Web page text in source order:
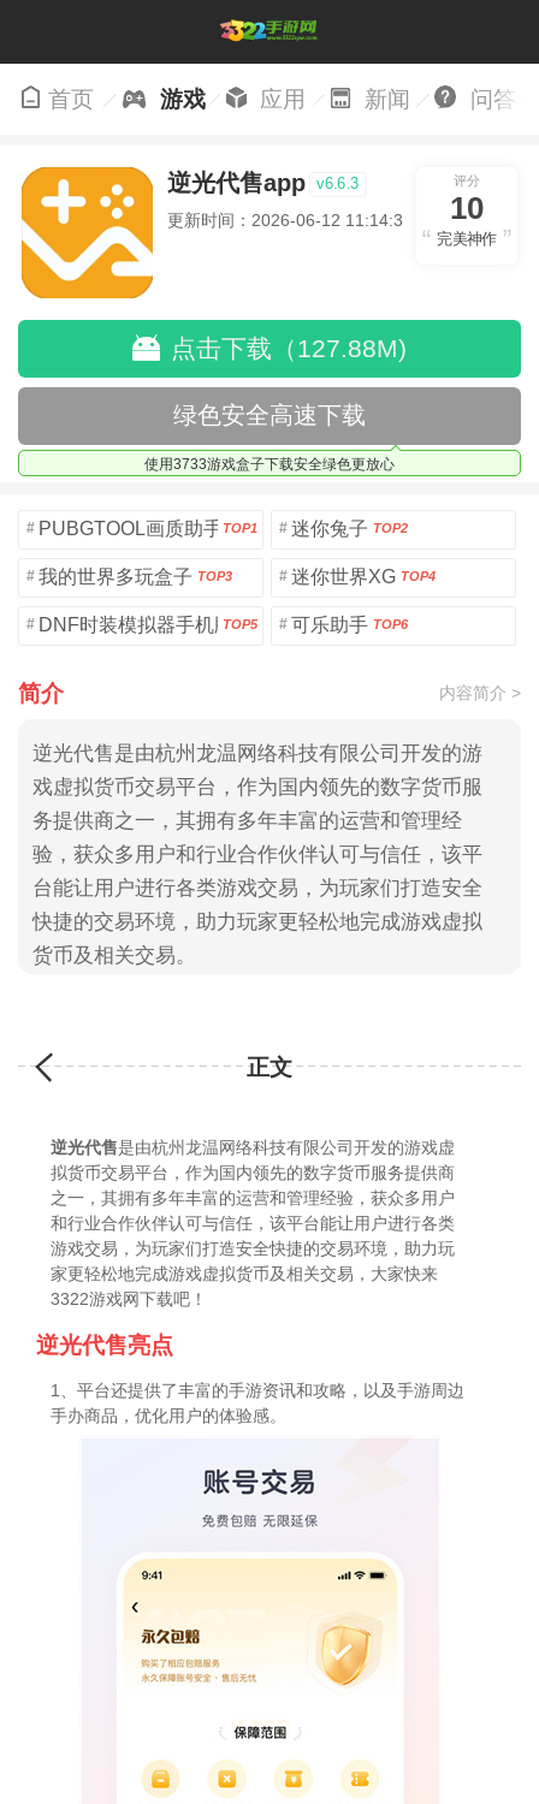
首页 游戏 应用 新闻 问答
逆光代售app v6.6.3
更新时间：2026-06-12 11:14:30
评分
10
完美神作
点击下载（127.88M)
绿色安全高速下载
使用3733游戏盒子下载安全绿色更放心
# PUBGTOOL画质助手安卓版
TOP1 # 迷你兔子 TOP2
# 我的世界多玩盒子 TOP3 # 迷你世界XG TOP4
# DNF时装模拟器手机版TOP5 # 可乐助手 TOP6
简介 内容简介 >
逆光代售是由杭州龙温网络科技有限公司开发的游
戏虚拟货币交易平台，作为国内领先的数字货币服
务提供商之一，其拥有多年丰富的运营和管理经
验，获众多用户和行业合作伙伴认可与信任，该平
台能让用户进行各类游戏交易，为玩家们打造安全
快捷的交易环境，助力玩家更轻松地完成游戏虚拟
货币及相关交易。
正文
逆光代售是由杭州龙温网络科技有限公司开发的游戏虚
拟货币交易平台，作为国内领先的数字货币服务提供商
之一，其拥有多年丰富的运营和管理经验，获众多用户
和行业合作伙伴认可与信任，该平台能让用户进行各类
游戏交易，为玩家们打造安全快捷的交易环境，助力玩
家更轻松地完成游戏虚拟货币及相关交易，大家快来
3322游戏网下载吧！
逆光代售亮点
1、平台还提供了丰富的手游资讯和攻略，以及手游周边
手办商品，优化用户的体验感。